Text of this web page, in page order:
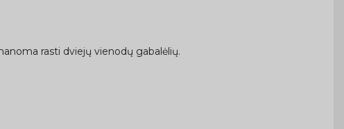
rasti dviejų vienodų gabalėlių.